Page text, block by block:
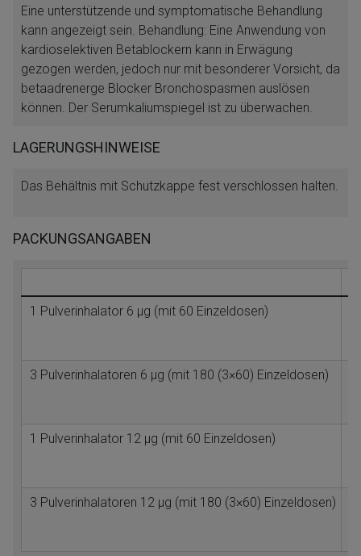
Eine unterstützende und symptomatische Behandlung
kann angezeigt sein. Behandlung: Eine Anwendung von
kardioselektiven Betablockern kann in Erwägung
gezogen werden, jedoch nur mit besonderer Vorsicht, da
betaadrenerge Blocker Bronchospasmen auslösen
können. Der Serumkaliumspiegel ist zu überwachen.
LAGERUNGSHINWEISE
Das Behältnis mit Schutzkappe fest verschlossen halten.
PACKUNGSANGABEN
1 Pulverinhalator 6 μg (mit 60 Einzeldosen)
3 Pulverinhalatoren 6 μg (mit 180 (3×60) Einzeldosen)
1 Pulverinhalator 12 μg (mit 60 Einzeldosen)
3 Pulverinhalatoren 12 μg (mit 180 (3×60) Einzeldosen)